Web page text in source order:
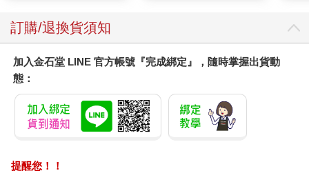
訂購/退換貨須知
加入金石堂 LINE 官方帳號『完成綁定』，隨時掌握出貨動
態：
提醒您！！